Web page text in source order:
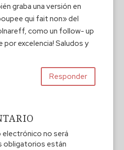
graba una versión en
qui fait non» del
como un follow- up
por excelencia! Saludos y
Responder
electrónico no será
obligatorios están